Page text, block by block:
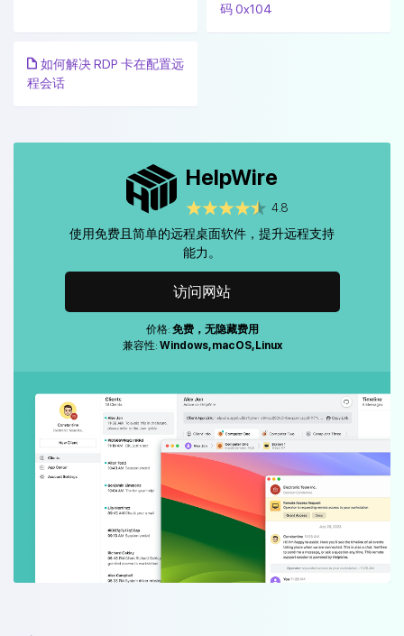
码 0x104
如何解决 RDP 卡在配置远
程会话
HelpWire
4.8
使用免费且简单的远程桌面软件，提升远程支持
能力。
访问网站
价格: 免费，无隐藏费用
兼容性: Windows, macOS, Linux